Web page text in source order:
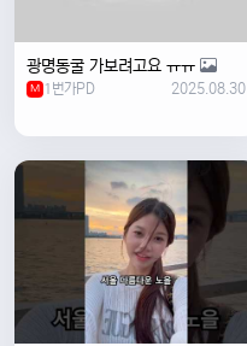
광명동굴 가보려고요 ㅠㅠ
M 1번가PD 2025.08.30